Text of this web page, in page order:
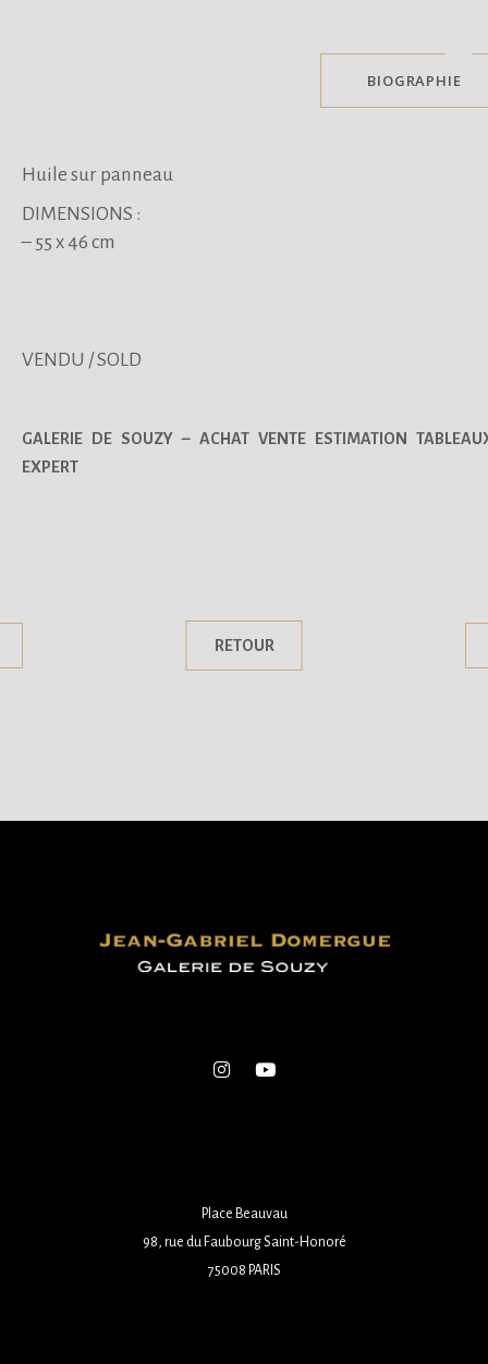
BIOGRAPHIE
Huile sur panneau
DIMENSIONS :
– 55 x 46 cm
VENDU / SOLD
GALERIE DE SOUZY – ACHAT VENTE ESTIMATION
EXPERT
Place Beauvau
98, rue du Faubourg Saint-Honoré
75008 PARIS